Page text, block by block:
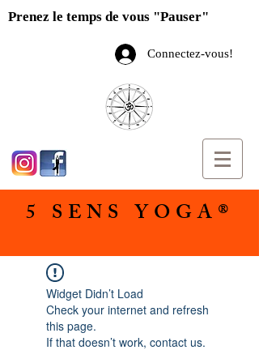
Prenez le temps de vous "Pauser"
Connectez-vous!
5 SENS YOGA®
Widget Didn’t Load
Check your internet and refresh
this page.
If that doesn’t work, contact us.